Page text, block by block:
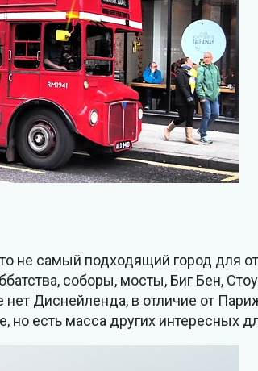
не самый подходящий город для
соборы, мосты, Биг Бен,
Диснейленда, в отличие от
но есть масса других интересных